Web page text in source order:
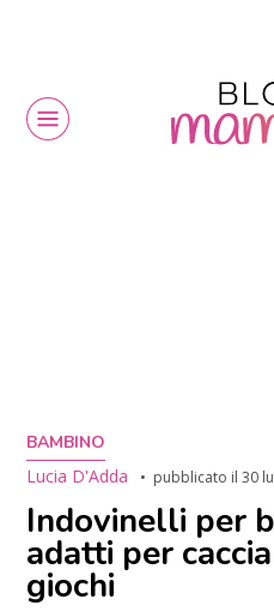
BAMBINO
Lucia D'Adda
pubblicato il30
Indovinelli per
adatti per
giochi